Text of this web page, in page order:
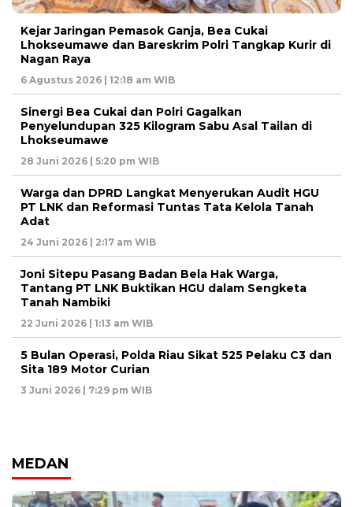
Kejar Jaringan Pemasok Ganja, Bea Cukai
Lhokseumawe dan Bareskrim Polri Tangkap Kurir di
Nagan Raya
6 Agustus 2026 | 12:18 am WIB
Sinergi Bea Cukai dan Polri Gagalkan
Penyelundupan 325 Kilogram Sabu Asal Tailan di
Lhokseumawe
28 Juni 2026 | 5:20 pm WIB
Warga dan DPRD Langkat Menyerukan Audit HGU
PT LNK dan Reformasi Tuntas Tata Kelola Tanah
Adat
24 Juni 2026 | 2:17 am WIB
Joni Sitepu Pasang Badan Bela Hak Warga,
Tantang PT LNK Buktikan HGU dalam Sengketa
Tanah Nambiki
22 Juni 2026 | 1:13 am WIB
5 Bulan Operasi, Polda Riau Sikat 525 Pelaku C3 dan
Sita 189 Motor Curian
3 Juni 2026 | 7:29 pm WIB
MEDAN